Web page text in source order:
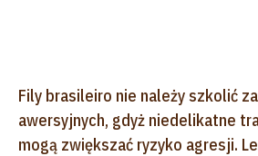
Fily brasileiro nie należy szkolić
awersyjnych, gdyż niedelikatne
mogą zwiększać ryzyko agresji.